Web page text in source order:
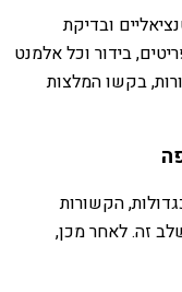
ובדיקת
בידור וכל אלמנט
בקשו המלצות
הקשורות
זה. לאחר מכן,